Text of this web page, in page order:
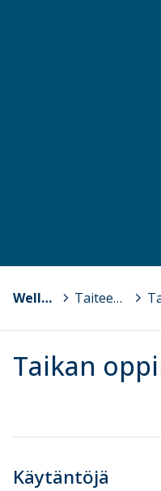
Wellamo-opisto > Taiteen perusopetus >
Taikan
Käytäntöjä